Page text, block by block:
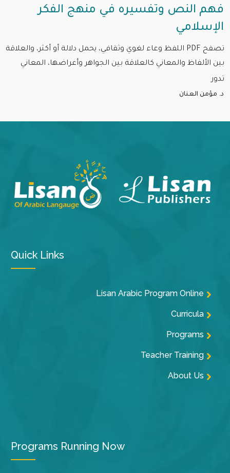
فهم النص وتفسيره في منهج الفكر
الإسلامي
تصفح PDF اللفظ وعاء لغوي وثقافي، يحمل دلالة أو أكثر، والعلاقة
بين الألفاظ والمعاني كالعلاقة بين الجواهر وأعراضها، المعاني
تدور
د. مؤمن العنان
Quick Links
Lisan Arabic Program Online
Curricula
Programs
Teacher Training
About Us
Programs Running Now